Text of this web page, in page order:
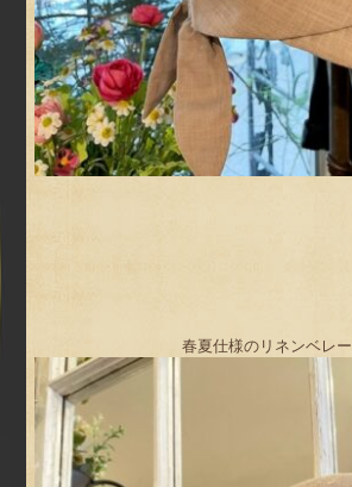
春夏仕様のリネンベレー